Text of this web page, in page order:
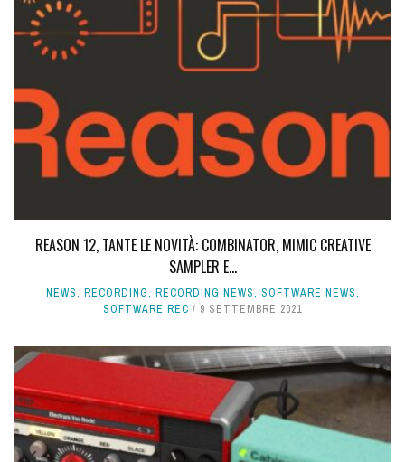
REASON 12, TANTE LE NOVITÀ: COMBINATOR, MIMIC CREATIVE
SAMPLER E...
NEWS, RECORDING, RECORDING NEWS, SOFTWARE NEWS,
SOFTWARE REC
9 SETTEMBRE 2021